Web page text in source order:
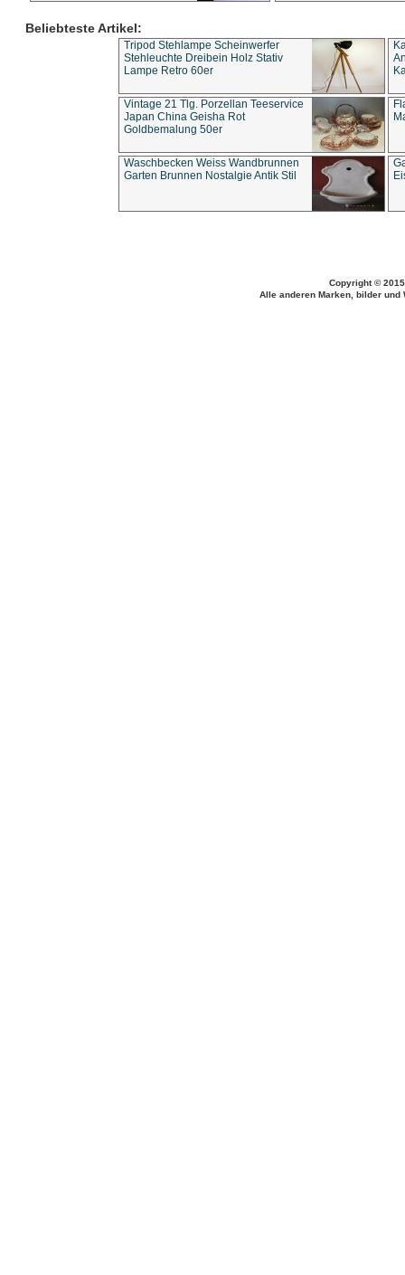
Beliebteste Artikel:
Tripod Stehlampe Scheinwerfer
Stehleuchte Dreibein Holz Stativ
Lampe Retro 60er
Vintage 21 Tlg. Porzellan Teeservice
Japan China Geisha Rot
Goldbemalung 50er
Waschbecken Weiss Wandbrunnen
Garten Brunnen Nostalgie Antik Stil
Copyright ©
Alle anderen Marken, bilder und